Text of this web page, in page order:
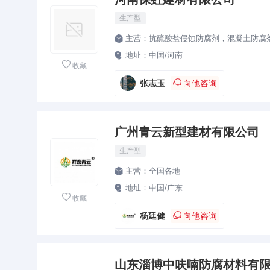
 收藏
生产型
 主营： 抗硫酸盐侵蚀防腐剂，混凝土防腐
 地址： 中国/河南
张志玉  向他咨询
 收藏
广州青云新型建材有限公司
生产型
 主营： 全国各地
 地址： 中国/广东
杨廷健  向他咨询
山东淄博中呋喃防腐材料有